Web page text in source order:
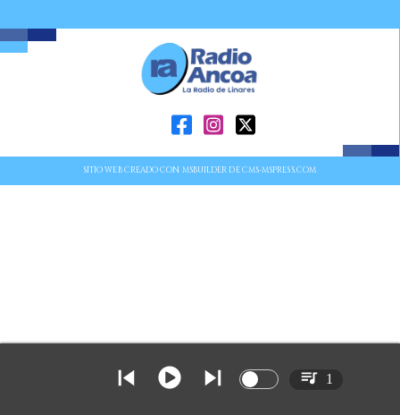
SITIO WEB CREADO CON MSBUILDER DE CMS-MSPRESS.COM
1